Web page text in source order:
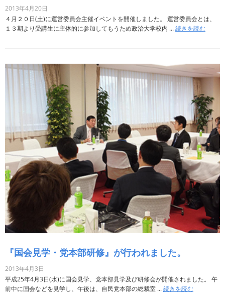
2013年4月20日
４月２０日(土)に運営委員会主催イベントを開催しました。 運営委員会とは、
１３期より受講生に主体的に参加してもうため政治大学校内 ...続きを読む
『国会見学・党本部研修』が行われました。
2013年4月3日
平成25年4月3日(水)に国会見学、党本部見学及び研修会が開催されました。 午
前中に国会などを見学し、午後は、自民党本部の総裁室 ...続きを読む